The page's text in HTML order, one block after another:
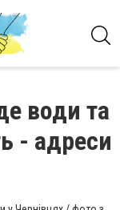
води та
- адреси